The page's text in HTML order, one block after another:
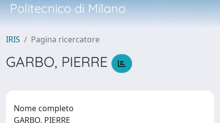
Politecnico di Milano
IRIS Pagina ricercatore
GARBO, PIERRE
Nome completo
GARBO, PIERRE